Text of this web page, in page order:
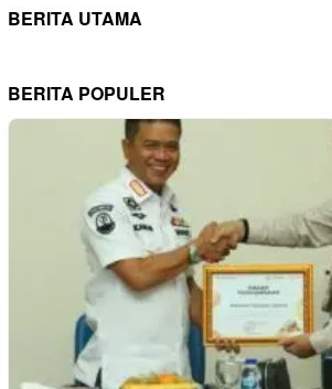
BERITA UTAMA
BERITA POPULER